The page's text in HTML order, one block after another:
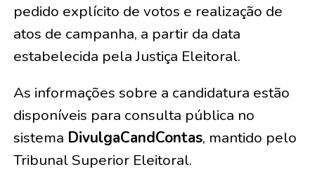
pedido explícito de votos e realização de
atos de campanha, a partir da data
estabelecida pela Justiça Eleitoral.
As informações sobre a candidatura estão
disponíveis para consulta pública no
sistema DivulgaCandContas, mantido pelo
Tribunal Superior Eleitoral.